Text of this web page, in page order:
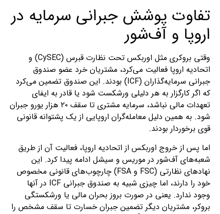
تفاوت پوشش جبرانی سرمایه در
اروپا و آف‌شور
وقتی بروکری مثل اوربکس تحت نظارت قبرس (CySEC) و
اتحادیه اروپا فعالیت می‌کرد، مشتریان خرد عضو صندوق
جبرانی سرمایه‌گذاران (ICF) بودند. این صندوق تضمین می‌کرد
که اگر کارگزار به هر دلیلی ورشکست شود یا قادر به ایفای
تعهدات مالی نباشد، سرمایه مشتری تا سقف ۲۰ هزار یورو جبران
شود. به همین دلیل معامله‌گران اروپایی از یک پشتوانه قانونی
قوی برخوردار بودند.
اما پس از خروج اوربکس از اتحادیه اروپا، فعالیت آن از طریق
شعبه‌های آف‌شور در موریس و سیشل ادامه پیدا کرد. این
نهادهای نظارتی (FSC و FSA) چارچوب‌های قانونی مخصوص
خود را دارند، اما چیزی شبیه به صندوق جبرانی ICF در آنها
وجود ندارد. یعنی در صورت بروز بحران مالی یا ورشکستگی
بروکر، مشتریان دیگر تضمین جبران خسارت تا سقف مشخص را